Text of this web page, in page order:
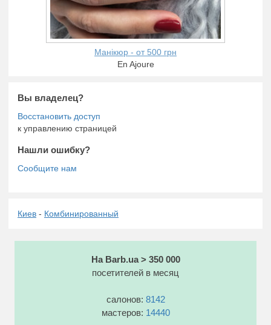
Манікюр - от 500 грн
En Ajoure
Вы владелец?
к управлению страницей
Нашли ошибку?
Киев - Комбинированный
На Barb.ua > 350 000
посетителей в месяц
салонов: 8142
мастеров: 14440